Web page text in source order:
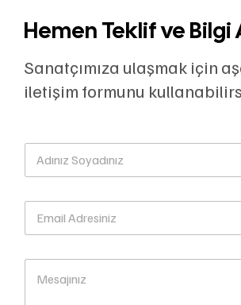
Hemen Teklif ve Bilgi
Sanatçımıza ulaşmak için
iletişim formunu
A
ı
S
E
a
M